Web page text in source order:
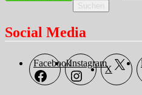
Suchen
Social Media
FacebookInstagram
X